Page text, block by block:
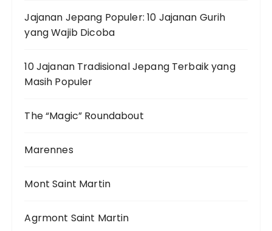
Jajanan Jepang Populer: 10 Jajanan Gurih
yang Wajib Dicoba
10 Jajanan Tradisional Jepang Terbaik yang
Masih Populer
The “Magic” Roundabout
Marennes
Mont Saint Martin
Agrmont Saint Martin